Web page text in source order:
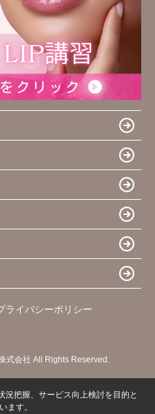
ライバシーポリシー
式会社 All Rights Reserved.
況把握、サービス向上検討を目的と
ます。